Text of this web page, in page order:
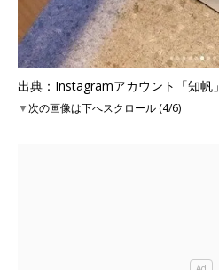
出典：Instagramアカウント「知帆」
▼次の画像は下へスクロール (4/6)